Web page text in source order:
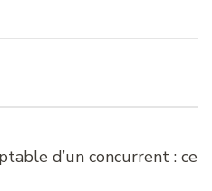
d’un concurrent : ce